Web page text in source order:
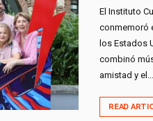
El Instituto
conmemoró
los Estados
combinó
amistad y el...
READ